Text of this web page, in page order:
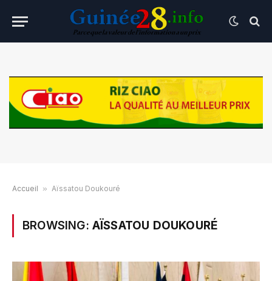
Accueil » Aïssatou Doukouré
BROWSING: AÏSSATOU DOUKOURÉ